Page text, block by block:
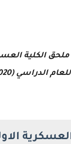
تعلن وزارة الدفاع عن فتح باب
عام الدراسي (2021-2022)
الاولى